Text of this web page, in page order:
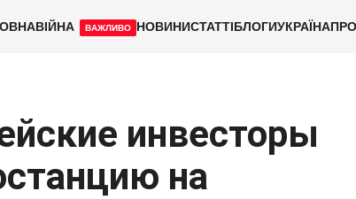
ВІЙНА ВАЖЛИВО НОВИНИСТАТТІБЛОГИУКРАЇНА
инвесторы
на